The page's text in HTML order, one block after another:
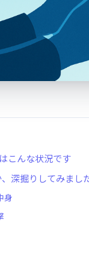
こんな状況です
深掘りしてみまし
身